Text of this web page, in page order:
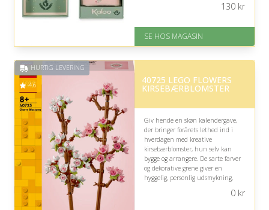
God Trustpilot rating på 4.1 ud
130kr
SE HOS MAGASIN
HURTIG LEVERING
4.6 40725 LEGO FLOWERS
KIRSEBÆRBLOMSTER
Giv hende en skøn kalendergave,
der bringer forårets lethed ind i
hverdagen med kreative
kirsebærblomster, hun selv kan
bygge og arrangere. De sarte farver
og dekorative grene giver en
hyggelig, personlig udsmykning,
0kr